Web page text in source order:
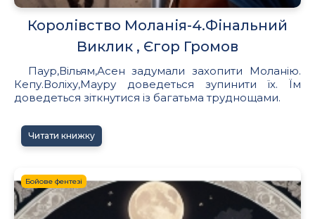
Королівство Моланія-4.Фінальний
Виклик , Єгор Громов
Паур,Вільям,Асен задумали захопити Моланію.
Кепу.Воліху,Мауру доведеться зупинити їх. Їм
доведеться зіткнутися із багатьма труднощами.
Читати книжку
Бойове фентезі